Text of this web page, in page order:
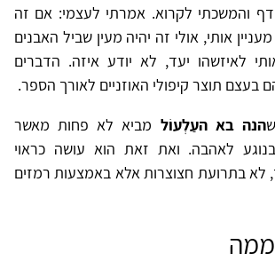
והמשכתי לקרוא. אמרתי לעצמי: אם זה
אותי, אולי זה יהיה מעין שביל האבנים
לאיזשהו יעד, לא יודע איזה. הדברים
בעצם תוצר קיפולי האוזניים לאורך הספר.
הנה בא העַלְעוֹל מביא לא פחות מאשר
לאהבה. ואת זאת הוא עושה כראוי
בתרועת חצוצרות אלא באמצעות רמזים